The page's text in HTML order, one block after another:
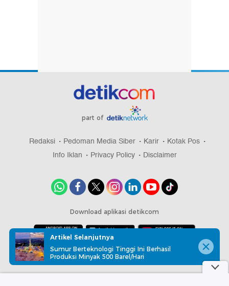
part of
Redaksi Pedoman Media Siber Karir
Kotak Pos
Info Iklan
Privacy Policy Disclaimer
Download aplikasi detikcom
Copyright @ 2026 detikcom, All right reserved
Artikel Selanjutnya
Sumur Berteknologi Tinggi Ini Berhasil
Produksi Minyak 500 Barel/Hari